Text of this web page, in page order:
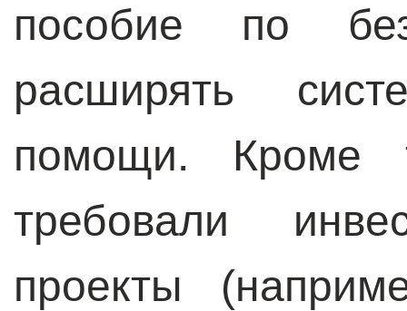
пособие по
расширять
помощи. Кроме
требовали
проекты